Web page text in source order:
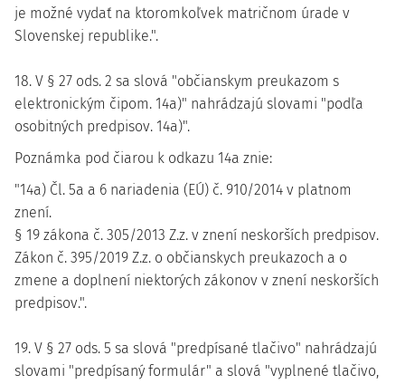
je možné vydať na ktoromkoľvek matričnom úrade v
Slovenskej republike.".
18. V § 27 ods. 2 sa slová "občianskym preukazom s
elektronickým čipom. 14a)" nahrádzajú slovami "podľa
osobitných predpisov. 14a)".
Poznámka pod čiarou k odkazu 14a znie:
"14a) Čl. 5a a 6 nariadenia (EÚ) č. 910/2014 v platnom
znení.
§ 19 zákona č. 305/2013 Z.z. v znení neskorších predpisov.
Zákon č. 395/2019 Z.z. o občianskych preukazoch a o
zmene a doplnení niektorých zákonov v znení neskorších
predpisov.".
19. V § 27 ods. 5 sa slová "predpísané tlačivo" nahrádzajú
slovami "predpísaný formulár" a slová "vyplnené tlačivo,